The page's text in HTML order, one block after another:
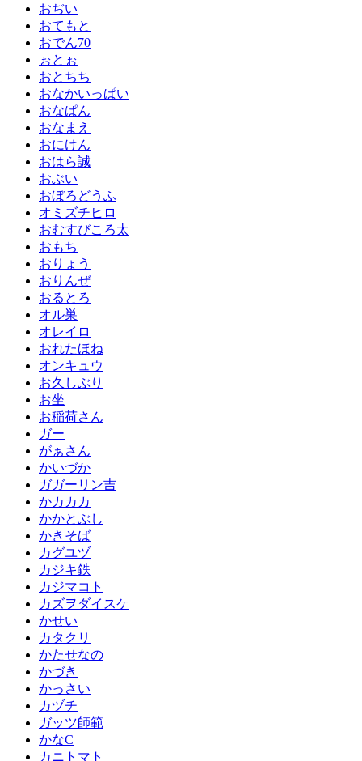
おぢい
おてもと
おでん70
ぉとぉ
おとちち
おなかいっぱい
おなぱん
おなまえ
おにけん
おはら誠
おぶい
おぼろどうふ
オミズチヒロ
おむすびころ太
おもち
おりょう
おりんぜ
おるとろ
オル巣
オレイロ
おれたほね
オンキュウ
お久しぶり
お坐
お稲荷さん
ガー
がぁさん
かいづか
ガガーリン吉
かカカカ
かかとぶし
かきそば
カグユヅ
カジキ鉄
カジマコト
カズヲダイスケ
かせい
カタクリ
かたせなの
かづき
かっさい
カヅチ
ガッツ師範
かなC
カニトマト